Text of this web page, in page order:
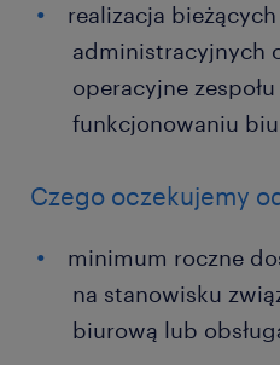
realizacja
administracyjnych
operacyjne
funkcjonowaniu
Czego oczekujemy
minimum roczne
na stanowisku
biurową lub